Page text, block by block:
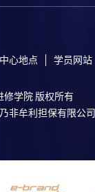
心地点 学员网站
学院 版权所有
非牟利担保有限公司